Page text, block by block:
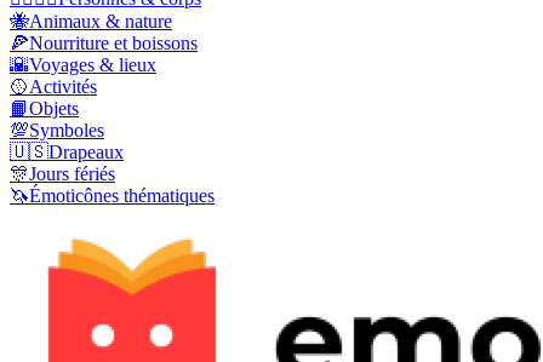
🐝Animaux & nature
🍕Nourriture et boissons
🌇Voyages & lieux
🥎Activités
📙Objets
💯Symboles
🇺🇸Drapeaux
🎊Jours fériés
🦄Émoticônes thématiques